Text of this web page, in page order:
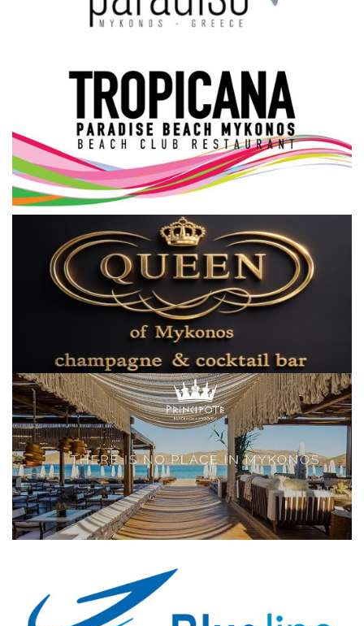
Σεβασμιώτατος Δωρόθεος Β’
Cost Of Living Crisis
Opinion + Analysis
L’Art des Sens
Local Elections 2023
Elections 2023
Γλώσσα
Ελληνικά English